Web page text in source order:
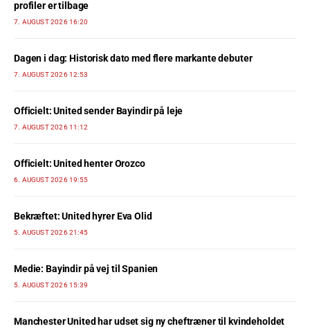
profiler er tilbage
7. AUGUST 2026 16:20
Dagen i dag: Historisk dato med flere markante debuter
7. AUGUST 2026 12:53
Officielt: United sender Bayindir på leje
7. AUGUST 2026 11:12
Officielt: United henter Orozco
6. AUGUST 2026 19:55
Bekræftet: United hyrer Eva Olid
5. AUGUST 2026 21:45
Medie: Bayindir på vej til Spanien
5. AUGUST 2026 15:39
Manchester United har udset sig ny cheftræner til kvindeholdet